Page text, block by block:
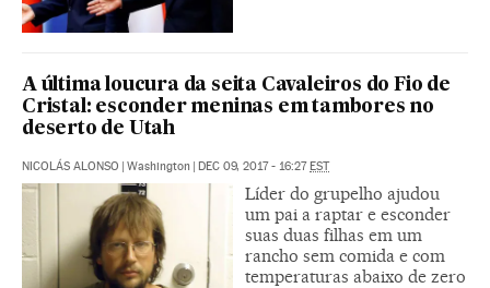
A última loucura da seita Cavaleiros do Fio de
Cristal: esconder meninas em tambores no
deserto de Utah
NICOLÁS ALONSO | Washington | DEC 09, 2017 - 16:27EST
Líder do grupelho ajudou
um pai a raptar e esconder
suas duas filhas em um
rancho sem comida e com
temperaturas abaixo de zero